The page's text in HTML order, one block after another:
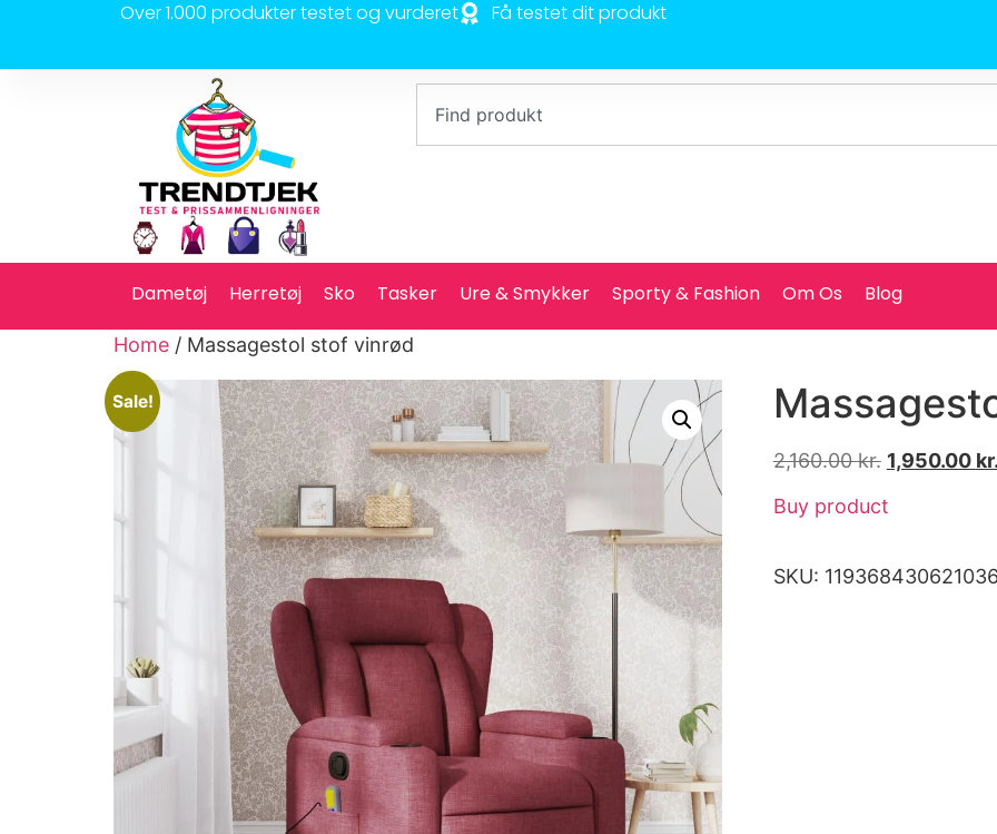
Over 1.000 produkter testet og vurderet Få testet dit produkt
Dametøj Herretøj Sko Tasker Ure & Smykker Sporty & Fashion Om Os Blog
Home / Massagestol stof vinrød
Sale!
2,160.00kr. 1,950.00 kr.
Buy product
SKU: